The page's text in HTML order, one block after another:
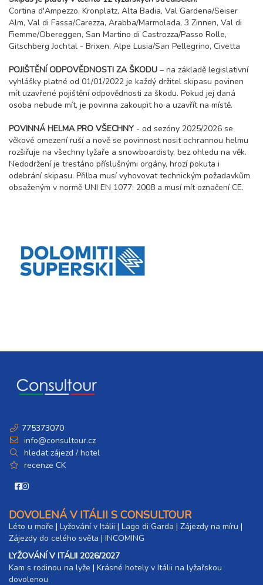
Cortina d'Ampezzo, Kronplatz, Alta Badia, Val Gardena/Seiser
Alm, Val di Fassa/Carezza, Arabba/Marmolada, 3 Zinnen, Val di
Fiemme/Obereggen, San Martino di Castrozza/Passo Rolle,
Gitschberg Jochtal - Brixen, Alpe Lusia/San Pellegrino, Civetta
POJIŠTĚNÍ ODPOVĚDNOSTI ZA ŠKODU – na základě legislativní
vyhlášky platné od 01/01/2022 je každý držitel skipasu povinen
mít uzavřené pojištění odpovědnosti za škodu. Pokud jej daná
osoba nebude mít, je povinna zakoupit ho a uzavřít na místě.
POVINNÁ HELMA PRO VŠECHNY - od sezóny 2025/2026 se
věkové omezení ruší a nově se povinnost nosit ochrannou helmu
rozšiřuje na všechny lyžaře a snowboardisty, bez ohledu na věk.
Nedodržení je trestáno příslušnými orgány, hrozí pokuta i
odebrání skipasu. Přilba musí vyhovovat technickým požadavkům
obsaženým v normě UNI EN 1077: 2008 a musí mít označení CE.
775373070
info@consultour.cz
hledat zájezd / hotel
recenze CK
DOVOLENÁ V ITÁLII S CONSULTOUR
Léto u moře | Lyžování v Itálii | Lago di Garda | Zájezdy na míru |
Zájezdy do celého světa | INCOMING
LYŽOVÁNÍ V ITÁLII 2026/2027
Kam s rodinou na lyže |​ Krásné hotely v Itálii na lyžařskou
dovolenou